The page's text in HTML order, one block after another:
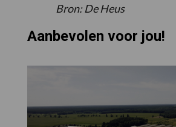
Bron: De Heus
Aanbevolen voor jou!